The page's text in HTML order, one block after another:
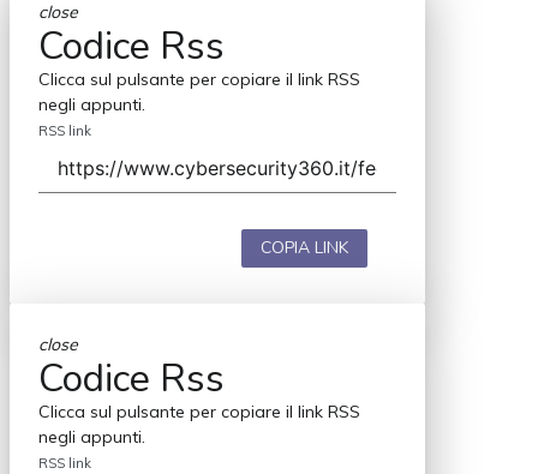
close
Codice Rss
Clicca sul pulsante per copiare il link RSS
negli appunti.
RSS link
COPIA LINK
close
Codice Rss
Clicca sul pulsante per copiare il link RSS
negli appunti.
RSS link